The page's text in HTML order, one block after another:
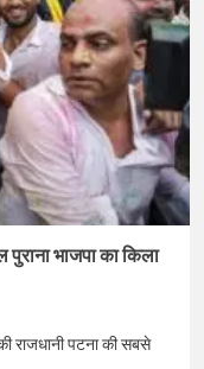
भाजपा का किला
पटना की सबसे